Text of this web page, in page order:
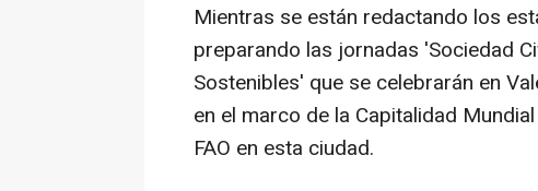
Mientras se están redactando los
preparando las jornadas 'Sociedad
Sostenibles' que se celebrarán en
en el marco de la Capitalidad
FAO en esta ciudad.